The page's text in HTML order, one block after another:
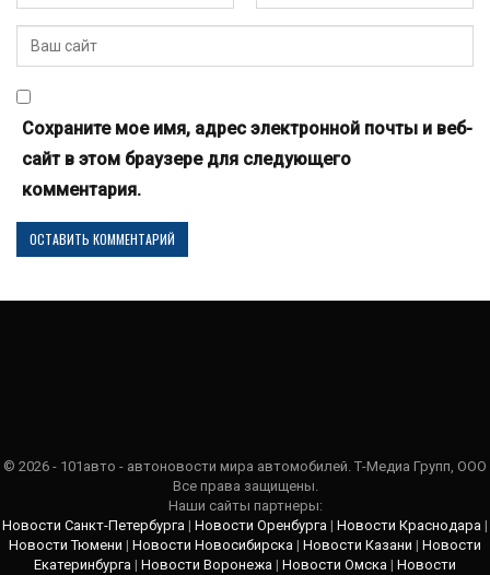
Сохраните мое имя, адрес электронной почты и веб-
сайт в этом браузере для следующего
комментария.
© 2026 - 101авто - автоновости мира автомобилей. Т-Медиа Групп, ООО
Все права защищены.
Наши сайты партнеры:
Новости Санкт-Петербурга | Новости Оренбурга | Новости Краснодара |
Новости Тюмени | Новости Новосибирска | Новости Казани | Новости
Екатеринбурга | Новости Воронежа | Новости Омска | Новости